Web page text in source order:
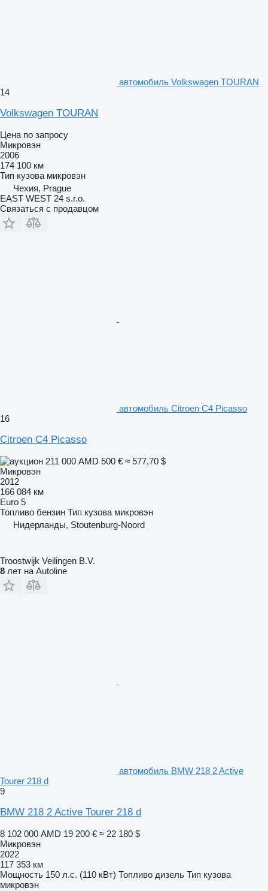
автомобиль Volkswagen TOURAN
14
Volkswagen TOURAN
Цена по запросу
Микровэн
2006
174 100 км
Тип кузова микровэн
Чехия, Prague
EAST WEST 24 s.r.o.
Связаться с продавцом
автомобиль Citroen C4 Picasso
16
Citroen C4 Picasso
211 000 AMD 500 € ≈ 577,70 $
Микровэн
2012
166 084 км
Euro 5
Топливо бензин Тип кузова микровэн
Нидерланды, Stoutenburg-Noord
Troostwijk Veilingen B.V.
8 лет на Autoline
автомобиль BMW 218 2 Active
Tourer 218 d
9
BMW 218 2 Active Tourer 218 d
8 102 000 AMD 19 200 € ≈ 22 180 $
Микровэн
2022
117 353 км
Мощность 150 л.с. (110 кВт) Топливо дизель Тип кузова
микровэн